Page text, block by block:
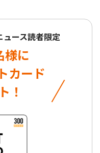
ュース読者限定
様に
カード
！